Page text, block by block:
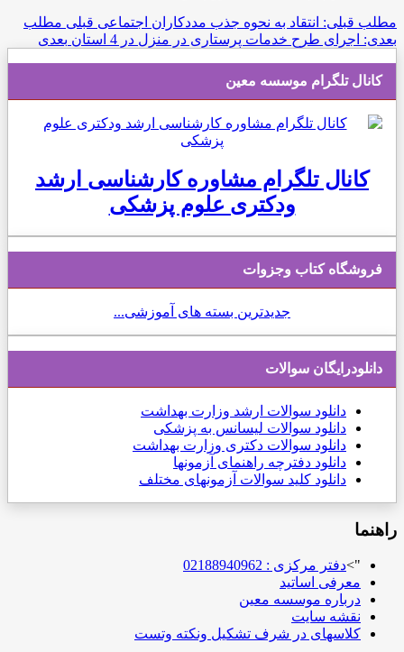
مطلب قبلی: انتقاد به نحوه جذب مددکاران اجتماعی قبلی مطلب
بعدی: اجرای طرح خدمات پرستاری در منزل در 4 استان
بعدی
کانال تلگرام موسسه معین
کانال تلگرام مشاوره کارشناسی ارشد
ودکتری علوم پزشکی
فروشگاه کتاب وجزوات
جدیدترین بسته های آموزشی...
دانلودرایگان سوالات
دانلود سوالات ارشد وزارت بهداشت
دانلود سوالات لیسانس به پزشکی
دانلود سوالات دکتری وزارت بهداشت
دانلود دفترچه راهنمای آزمونها
دانلود کلید سوالات آزمونهای مختلف
راهنما
">دفتر مرکزی : 02188940962
معرفی اساتید
درباره موسسه معین
نقشه سایت
کلاسهای در شرف تشکیل ونکته وتست